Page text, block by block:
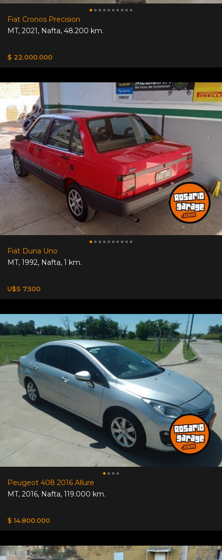
Fiat Cronos Precision
MT, 2021, Nafta, 48.200 km.
$ 22.000.000
Fiat Duna Uno
MT, 1992, Nafta, 1 km.
U$S 7.500
Peugeot 408 2016 Allure
MT, 2016, Nafta, 119.000 km.
$ 14.800.000